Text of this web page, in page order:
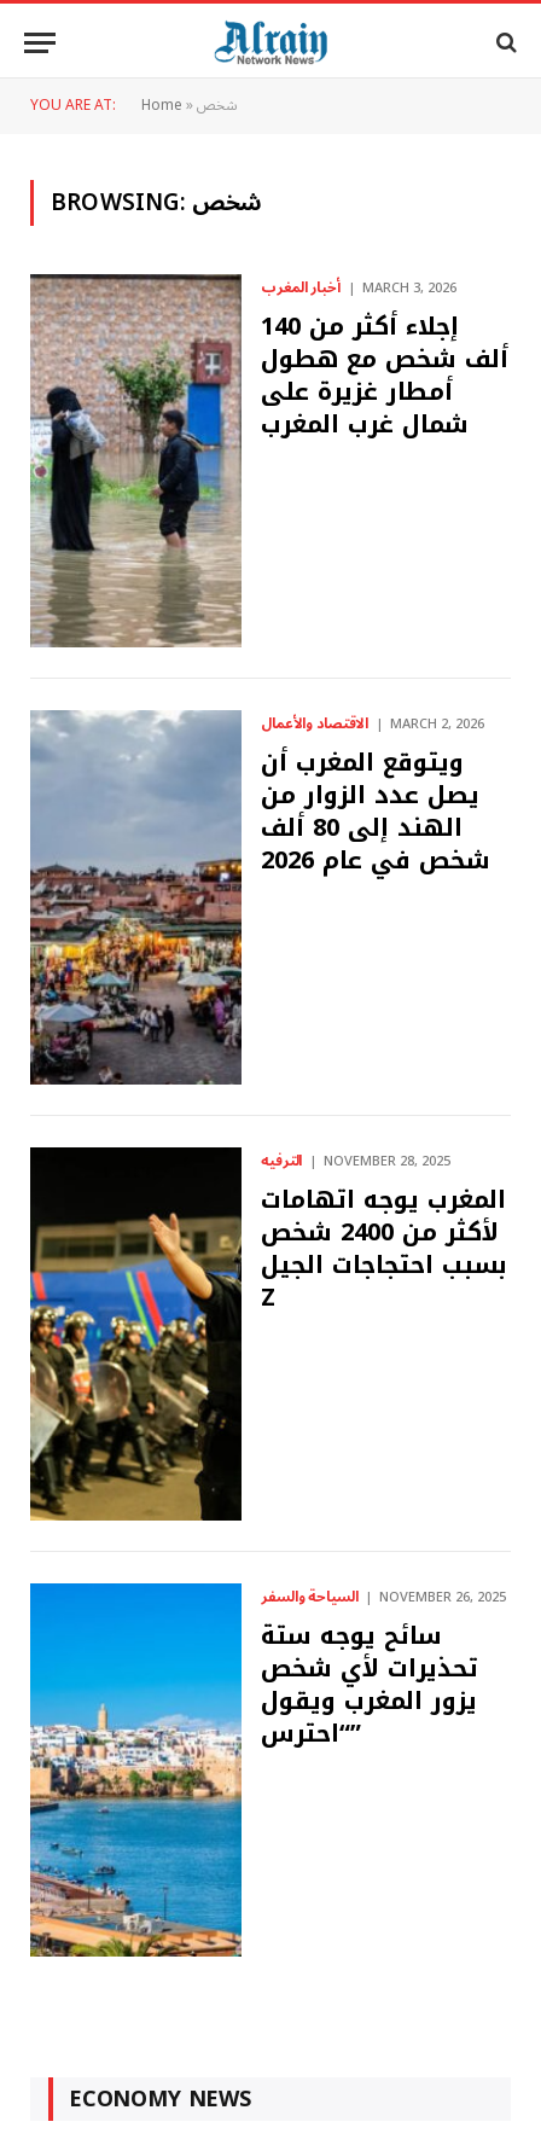
YOU ARE AT: Home»شخص
BROWSING:شخص
أخبار المغرب MARCH 3, 2026
إجلاء أكثر من 140
ألف شخص مع هطول
أمطار غزيرة على
شمال غرب المغرب
الاقتصاد والأعمال MARCH 2, 2026
ويتوقع المغرب أن
يصل عدد الزوار من
الهند إلى 80 ألف
شخص في عام 2026
الترفيه NOVEMBER 28, 2025
المغرب يوجه اتهامات
لأكثر من 2400 شخص
بسبب احتجاجات الجيل
Z
السياحة والسفر NOVEMBER 26, 2025
سائح يوجه ستة
تحذيرات لأي شخص
يزور المغرب ويقول
“احترس”
ECONOMY NEWS